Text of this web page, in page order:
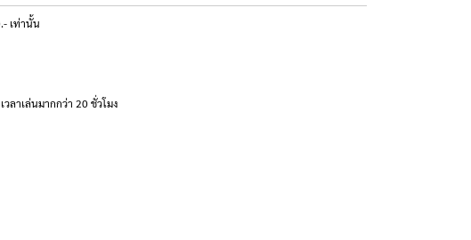
เท่านั้น
ลาเล่นมากกว่า 20 ชั่วโมง